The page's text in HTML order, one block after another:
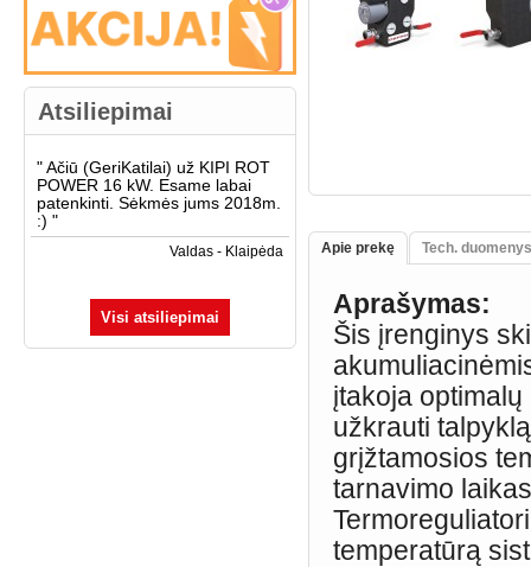
Atsiliepimai
"Ačiū (GeriKatilai) už KIPI ROT
POWER 16 kW. Esame labai
patenkinti. Sėkmės jums 2018m.
:) "
Valdas - Klaipėda
Visi atsiliepimai
Apie prekę Tech. duomenys
Aprašymas:
Šis įrenginys
įtakoja
užkrauti
grįžtamosios
tarnavimo
temperatūrą